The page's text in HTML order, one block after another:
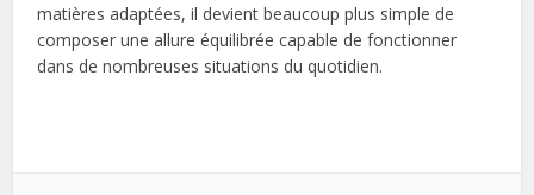
matières adaptées, il devient beaucoup plus simple de
composer une allure équilibrée capable de fonctionner
dans de nombreuses situations du quotidien.